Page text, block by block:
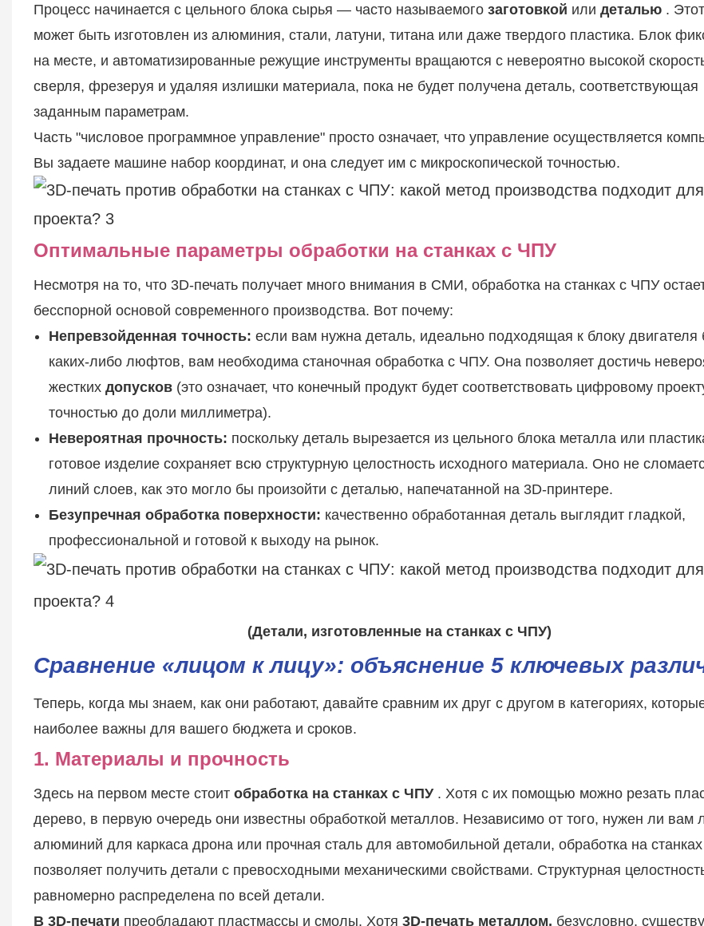
Процесс начинается с цельного блока сырья — часто называемого заготовкой или деталью.
может быть изготовлен из алюминия, стали, латуни, титана или даже твердого пластика. Блок
на месте, и автоматизированные режущие инструменты вращаются с невероятно высокой
сверля, фрезеруя и удаляя излишки материала, пока не будет получена деталь, соответствующая
заданным параметрам.
Часть "числовое программное управление" просто означает, что управление осуществляется
Вы задаете машине набор координат, и она следует им с микроскопической точностью.
Оптимальные параметры обработки на станках с ЧПУ
Несмотря на то, что 3D-печать получает много внимания в СМИ, обработка на станках с ЧПУ
бесспорной основой современного производства. Вот почему:
Непревзойденная точность: если вам нужна деталь, идеально подходящая к блоку двигателя
каких-либо люфтов, вам необходима станочная обработка с ЧПУ. Она позволяет достичь
жесткихдопусков (это означает, что конечный продукт будет соответствовать цифровому
точностью до доли миллиметра).
Невероятная прочность: поскольку деталь вырезается из цельного блока металла или
готовое изделие сохраняет всю структурную целостность исходного материала. Оно не
линий слоев, как это могло бы произойти с деталью, напечатанной на 3D-принтере.
Безупречная обработка поверхности: качественно обработанная деталь выглядит гладкой,
профессиональной и готовой к выходу на рынок.
(Детали, изготовленные на станках с ЧПУ)
Сравнение «лицом к лицу»: объяснение 5 ключевых
Теперь, когда мы знаем, как они работают, давайте сравним их друг с другом в категориях,
наиболее важны для вашего бюджета и сроков.
1. Материалы и прочность
Здесь на первом месте стоит обработка на станках с ЧПУ. Хотя с их помощью можно резать
дерево, в первую очередь они известны обработкой металлов. Независимо от того, нужен ли вам
алюминий для каркаса дрона или прочная сталь для автомобильной детали, обработка на
позволяет получить детали с превосходными механическими свойствами. Структурная
равномерно распределена по всей детали.
В 3D-печати преобладают пластмассы и смолы. Хотя 3D-печать металлом, безусловно,